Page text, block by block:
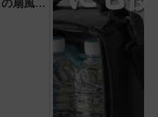
の扇風